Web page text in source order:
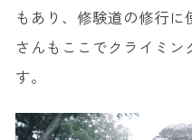
もあり、修験道の修行
さんもここでクライミ
す。